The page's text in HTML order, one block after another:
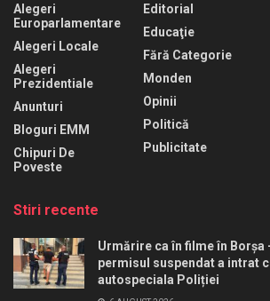
Alegeri
Europarlamentare
Alegeri Locale
Alegeri
Prezidentiale
Anunturi
Bloguri EMM
Chipuri De
Poveste
Editorial
Educaţie
Fără Categorie
Monden
Opinii
Politică
Publicitate
Stiri recente
Urmărire ca în filme în Borșa
permisul suspendat a intrat
autospeciala Poliției